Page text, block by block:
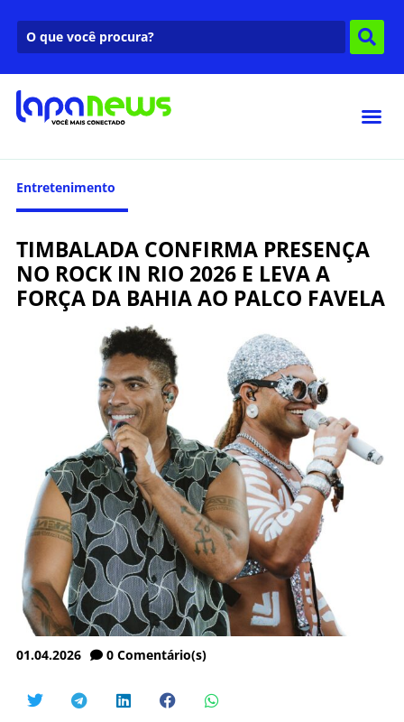
Entretenimento
TIMBALADA CONFIRMA PRESENÇA
NO ROCK IN RIO 2026 E LEVA A
FORÇA DA BAHIA AO PALCO FAVELA
01.04.2026 0 Comentário(s)